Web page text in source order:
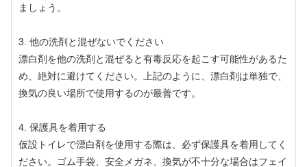
ましょう。
3. 他の洗剤と混ぜないでください
漂白剤を他の洗剤と混ぜると有毒反応を起こす可能性があるた
め、絶対に避けてください。上記のように、漂白剤は単独で、
換気の良い場所で使用するのが最善です。
4. 保護具を着用する
仮設トイレで漂白剤を使用する際は、必ず保護具を着用してく
ださい。ゴム手袋、安全メガネ、換気が不十分な場合はフェイ